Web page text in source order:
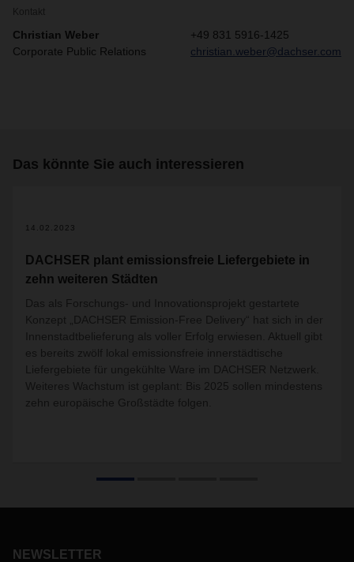
Kontakt
Christian Weber
Corporate Public Relations
+49 831 5916-1425
christian.weber@dachser.com
Das könnte Sie auch interessieren
14.02.2023
DACHSER plant emissionsfreie Liefergebiete in
zehn weiteren Städten
Das als Forschungs- und Innovationsprojekt gestartete
Konzept „DACHSER Emission-Free Delivery“ hat sich in der
Innenstadtbelieferung als voller Erfolg erwiesen. Aktuell gibt
es bereits zwölf lokal emissionsfreie innerstädtische
Liefergebiete für ungekühlte Ware im DACHSER Netzwerk.
Weiteres Wachstum ist geplant: Bis 2025 sollen mindestens
zehn europäische Großstädte folgen.
NEWSLETTER